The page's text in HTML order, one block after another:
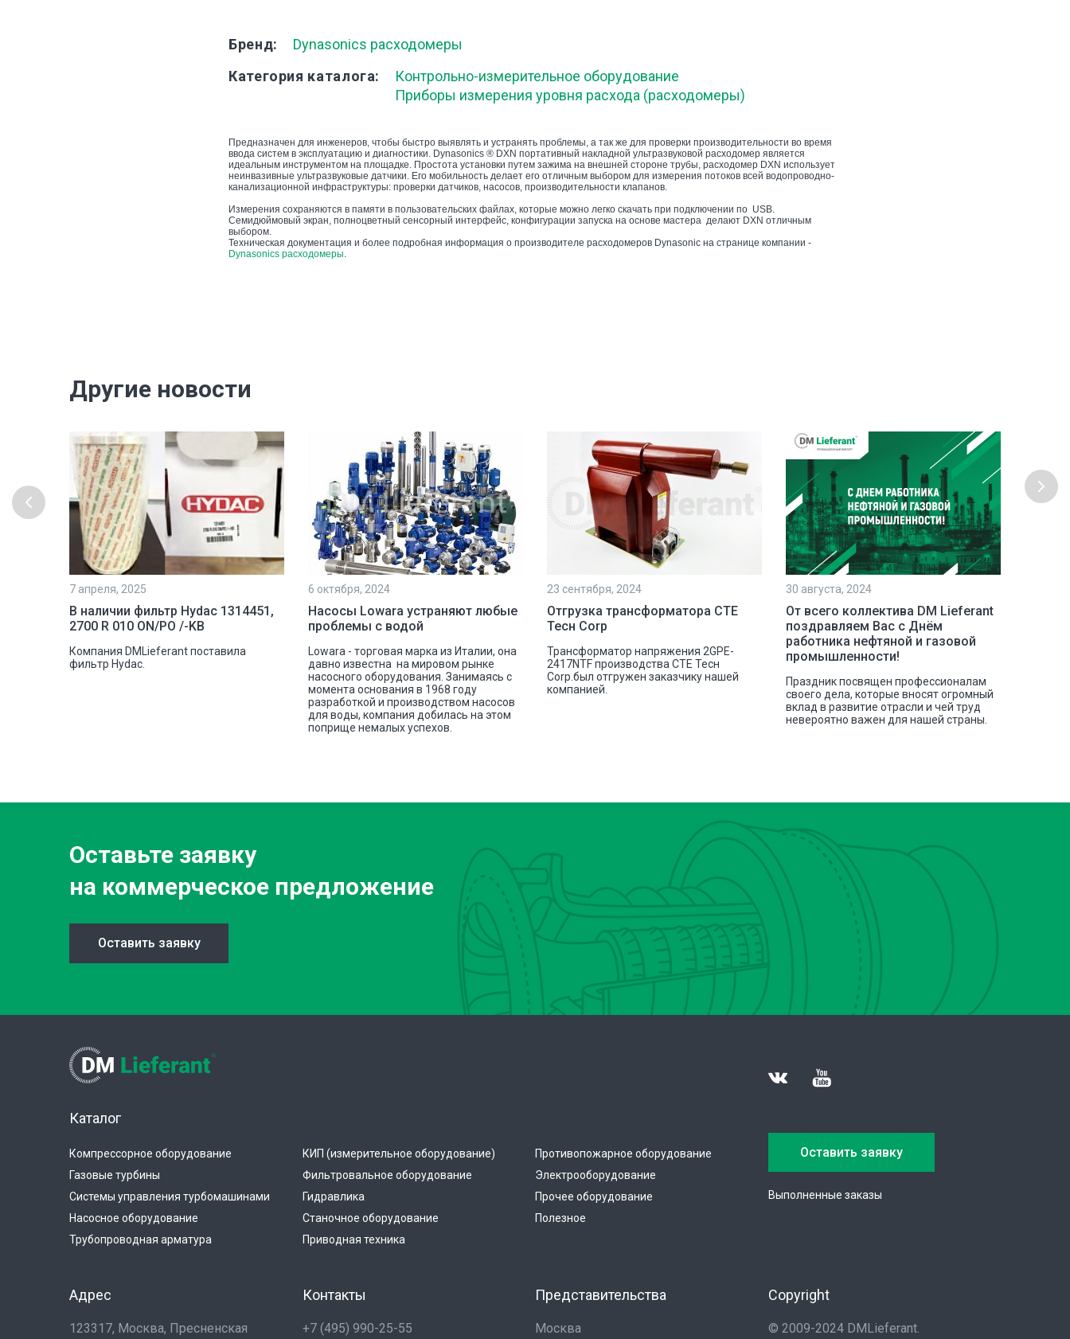
Бренд
Dynasonics расходомеры
Категория каталога
Контрольно-измерительное оборудование
Приборы измерения уровня расхода (расходомеры)
Предназначен для инженеров, чтобы быстро выявлять и устранять проблемы, а так же для проверки производительности во время
ввода систем в эксплуатацию и диагностики. Dynasonics ® DXN портативный накладной ультразвуковой расходомер является
идеальным инструментом на площадке. Простота установки путем зажима на внешней стороне трубы, расходомер DXN использует
неинвазивные ультразвуковые датчики. Его мобильность делает его отличным выбором для измерения потоков всей водопроводно-
канализационной инфраструктуры: проверки датчиков, насосов, производительности клапанов.
Измерения сохраняются в памяти в пользовательских файлах, которые можно легко скачать при подключении по USB.
Семидюймовый экран, полноцветный сенсорный интерфейс, конфигурации запуска на основе мастера делают DXN отличным
выбором.
Техническая документация и более подробная информация о производителе расходомеров Dynasonic на странице компании -
Dynasonics расходомеры.
Другие новости
7 апреля, 2025
В наличии фильтр Hydac 1314451,
2700 R 010 ON/PO /-KB
Компания DMLieferant поставила
фильтр Hydac.
6 октября, 2024
Насосы Lowara устраняют любые
проблемы с водой
Lowara - торговая марка из Италии, она
давно известна на мировом рынке
насосного оборудования. Занимаясь с
момента основания в 1968 году
разработкой и производством насосов
для воды, компания добилась на этом
поприще немалых успехов.
23 сентября, 2024
Отгрузка трансформатора СТЕ
Тесн Corp
Трансформатор напряжения 2GPE-
2417NTF производства СТЕ Тесн
Corp.был отгружен заказчику нашей
компанией.
30 августа, 2024
От всего коллектива DM Lieferant
поздравляем Вас с Днём
работника нефтяной и газовой
промышленности!
Праздник посвящен профессионалам
своего дела, которые вносят огромный
вклад в развитие отрасли и чей труд
невероятно важен для нашей страны.
Оставьте заявку
на коммерческое предложение
Оставить заявку
Каталог
Компрессорное оборудование
Газовые турбины
Системы управления турбомашинами
Насосное оборудование
Трубопроводная арматура
КИП (измерительное оборудование)
Фильтровальное оборудование
Гидравлика
Станочное оборудование
Приводная техника
Противопожарное оборудование
Электрооборудование
Прочее оборудование
Полезное
Оставить заявку
Выполненные заказы
Адрес
123317, Москва, Пресненская
Контакты
+7 (495) 990-25-55
Представительства
Москва
Copyright
© 2009-2024 DMLieferant.